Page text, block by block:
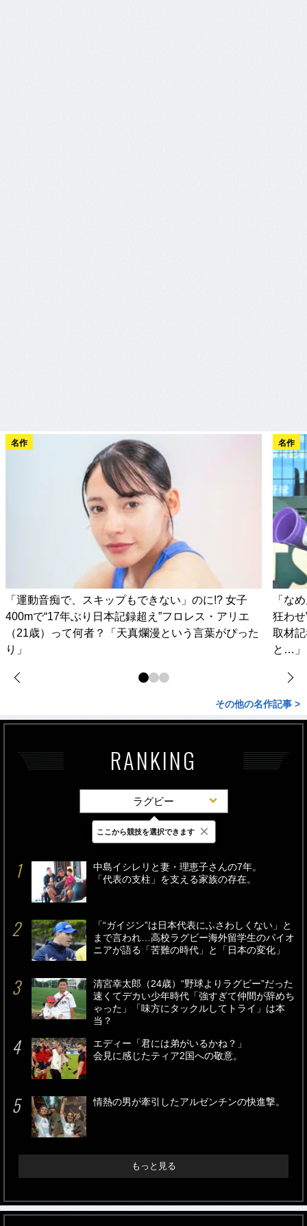
名作
「運動音痴で、スキップもできない」のに!? 女子
400mで“17年ぶり日本記録超え”フロレス・アリエ
（21歳）って何者？「天真爛漫という言葉がぴった
り」
名作
「な
狂わ
取材
と…」
その他の名作記事 >
RANKING
ラグビー
最新 24時間 週間
中島イシレリと妻・理恵子さんの7年。
「代表の支柱」を支える家族の存在。
「“ガイジン”は日本代表にふさわしくない」と
まで言われ…高校ラグビー海外留学生のパイオ
ニアが語る「苦難の時代」と「日本の変化」
清宮幸太郎（24歳）“野球よりラグビー”だった
速くてデカい少年時代「強すぎて仲間が辞めち
ゃった」「味方にタックルしてトライ」は本
当？
エディー「君には弟がいるかね？」
会見に感じたティア2国への敬意。
情熱の男が牽引したアルゼンチンの快進撃。
もっと見る
ここから競技を選択できます ×